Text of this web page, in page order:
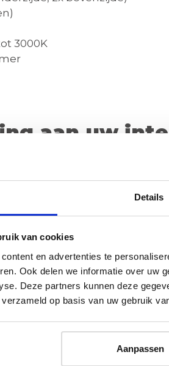
Details
van cookies
en advertenties te
Ook delen we informatie over uw
Deze partners kunnen deze
op basis van uw gebruik
Aanpassen
3000K
aan uw
voor wie op zoek is naar een
perfecte sfeer in uw ruimte.
- Hoogte max. 155 cm -
instelbaar
van serie tindra